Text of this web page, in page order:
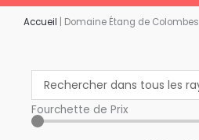
Accueil Domaine Étang de Colombes
Search
...
Fourchette de Prix